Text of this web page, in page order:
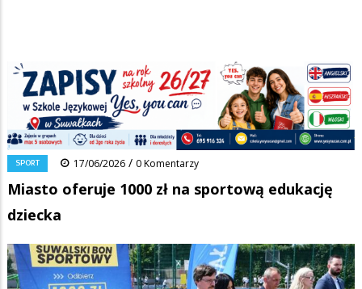
Ścieżka
nawigacyjna
Strona główna/Wiadomości /Sport/
Miasto oferuje 1000 zł na sportową edukację dziecka
Facebook PinterestTumblr
0 Reddit Share
SPORT 17/06/2026 / 0 Komentarzy
Miasto oferuje 1000 zł na sportową edukację
dziecka